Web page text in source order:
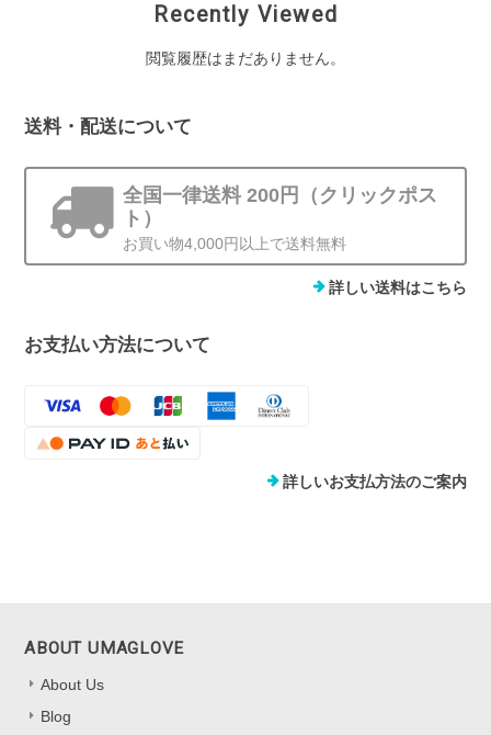
Recently Viewed
閲覧履歴はまだありません。
送料・配送について
全国一律送料 200円（クリックポス
ト）
お買い物4,000円以上で送料無料
詳しい送料はこちら
お支払い方法について
詳しいお支払方法のご案内
ABOUT UMAGLOVE
About Us
Blog